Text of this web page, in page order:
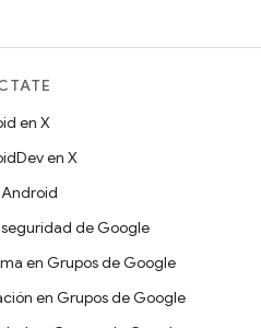
en X
en X
de Google
en Grupos de Google
en Grupos de Google